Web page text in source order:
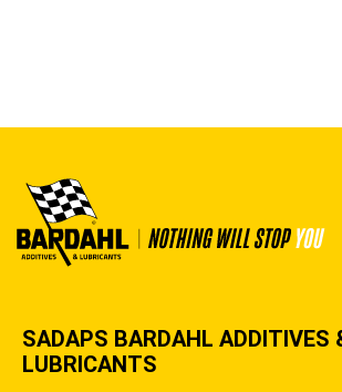
SADAPS BARDAHL ADDITIVES
LUBRICANTS